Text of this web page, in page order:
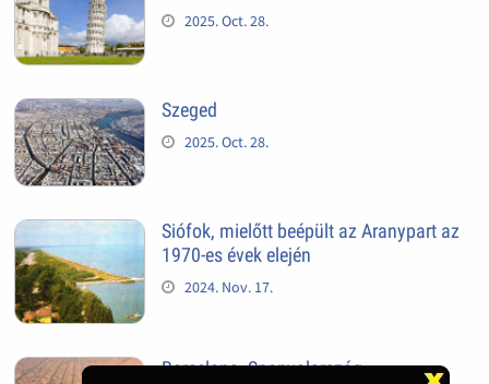
2025. Oct. 28.
Szeged
2025. Oct. 28.
Siófok, mielőtt beépült az Aranypart az
1970-es évek elején
2024. Nov. 17.
Barcelona, Spanyolország